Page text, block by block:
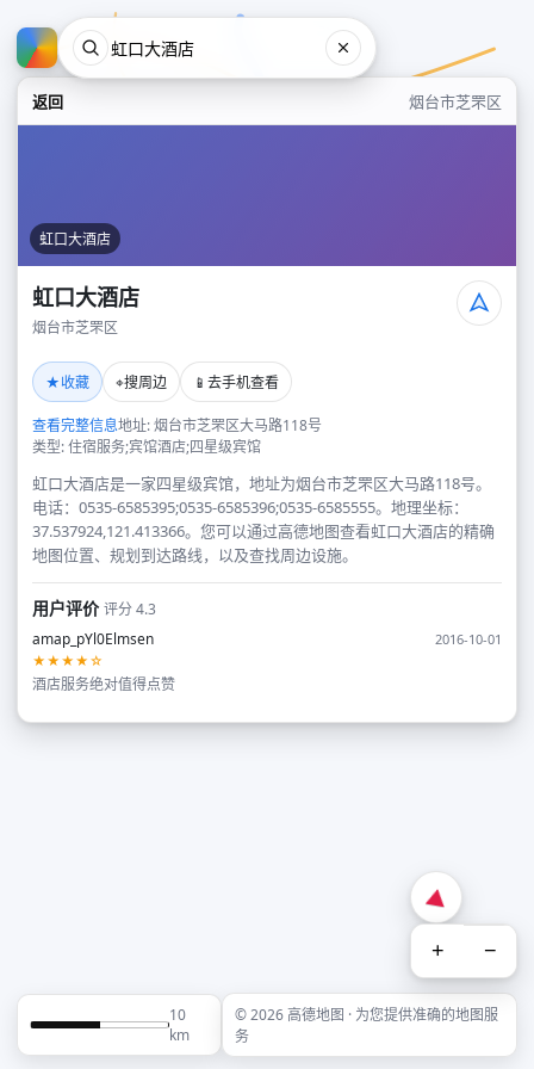
返回 烟台市芝罘区
虹口大酒店
虹口大酒店
烟台市芝罘区
★收藏 ⌖搜周边 📱 去手机查看
查看完整信息地址: 烟台市芝罘区大马路118号
类型: 住宿服务;宾馆酒店;四星级宾馆
虹口大酒店是一家四星级宾馆，地址为烟台市芝罘区大马路118号。
电话：0535-6585395;0535-6585396;0535-6585555。地理坐标：
37.537924,121.413366。您可以通过高德地图查看虹口大酒店的精确
地图位置、规划到达路线，以及查找周边设施。
用户评价评分 4.3
amap_pYl0Elmsen
2016-10-01
★★★★☆
酒店服务绝对值得点赞
+ −
10
km
© 2026 高德地图 · 为您提供准确的地图服
务